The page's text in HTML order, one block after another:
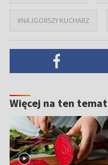
#NAJGORSZY KUCHARZ
Więcej na ten temat